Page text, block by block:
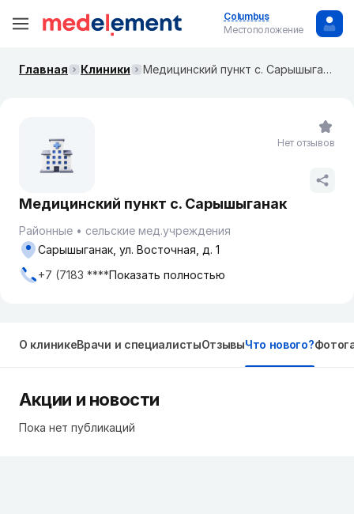
Columbus
Местоположение
Главная Клиники Медицинский пункт с. Сарышыганак
Медицинский пункт с. Сарышыганак
Районные
сельские мед.учреждения
Сарышыганак, ул. Восточная, д. 1
+7 (7183 ****Показать полностью
Нет отзывов
О клиникеВрачи и специалистыОтзывыЧто нового?
Акции и новости
Пока нет публикаций